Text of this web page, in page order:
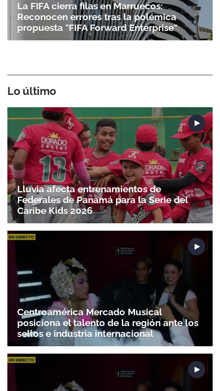
La FIFA cierra filas en Marruecos:
Reconocen errores tras la polémica
propuesta "FIFA Forward Enterprise"
Lo último
Lluvia afecta entrenamientos de
Federales de Panamá para la Serie del
Caribe Kids 2026
Centroamérica Mercado Musical
posiciona el talento de la región ante los
sellos e industria internacional